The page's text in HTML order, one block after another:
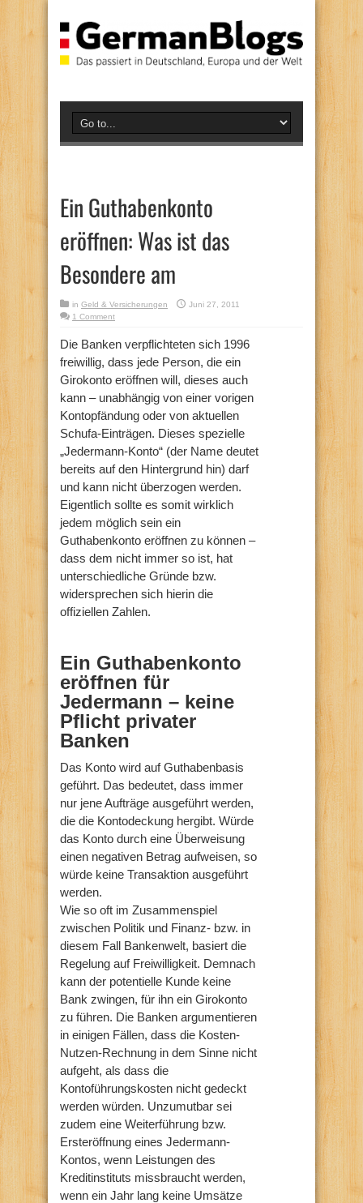
Ein Guthabenkonto
eröffnen: Was ist das
Besondere am
in Geld & Versicherungen
Juni 27, 2011
1 Comment
Die Banken verpflichteten sich 1996
freiwillig, dass jede Person, die ein
Girokonto eröffnen will, dieses auch
kann – unabhängig von einer vorigen
Kontopfändung oder von aktuellen
Schufa-Einträgen. Dieses spezielle
„Jedermann-Konto“ (der Name deutet
bereits auf den Hintergrund hin) darf
und kann nicht überzogen werden.
Eigentlich sollte es somit wirklich
jedem möglich sein ein
Guthabenkonto eröffnen zu können –
dass dem nicht immer so ist, hat
unterschiedliche Gründe bzw.
widersprechen sich hierin die
offiziellen Zahlen.
Ein Guthabenkonto
eröffnen für
Jedermann – keine
Pflicht privater
Banken
Das Konto wird auf Guthabenbasis
geführt. Das bedeutet, dass immer
nur jene Aufträge ausgeführt werden,
die die Kontodeckung hergibt. Würde
das Konto durch eine Überweisung
einen negativen Betrag aufweisen, so
würde keine Transaktion ausgeführt
werden.
Wie so oft im Zusammenspiel
zwischen Politik und Finanz- bzw. in
diesem Fall Bankenwelt, basiert die
Regelung auf Freiwilligkeit. Demnach
kann der potentielle Kunde keine
Bank zwingen, für ihn ein Girokonto
zu führen. Die Banken argumentieren
in einigen Fällen, dass die Kosten-
Nutzen-Rechnung in dem Sinne nicht
aufgeht, als dass die
Kontoführungskosten nicht gedeckt
werden würden. Unzumutbar sei
zudem eine Weiterführung bzw.
Ersteröffnung eines Jedermann-
Kontos, wenn Leistungen des
Kreditinstituts missbraucht werden,
wenn ein Jahr lang keine Umsätze